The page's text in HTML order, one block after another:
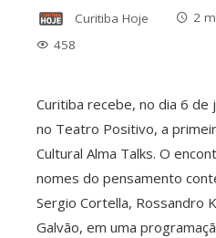
Curitiba Hoje
2
458
Curitiba recebe, no dia 6 de
no Teatro Positivo, a
Cultural Alma Talks. O
nomes do pensamento
Sergio Cortella, Rossandro
Galvão, em uma